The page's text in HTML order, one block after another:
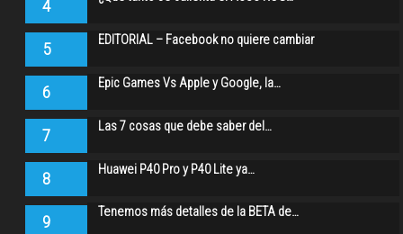
4
5 EDITORIAL – Facebook no quiere cambiar
6 Epic Games Vs Apple y Google, la…
7 Las 7 cosas que debe saber del…
8 Huawei P40 Pro y P40 Lite ya…
9 Tenemos más detalles de la BETA de…